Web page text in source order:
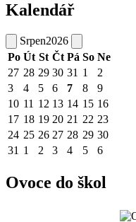
Kalendář
Srpen2026
Po Út St Čt Pá So Ne
27 28 29 30 31 1
2
3
4 5 6 7 8
9
10 11 12 13 14 15 16
17 18 19 20 21 22 23
24 25 26 27 28 29 30
31 1 2 3 4 5 6
Ovoce do škol